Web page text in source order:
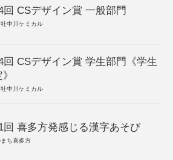
回 CSデザイン賞 一般部門
中川ケミカル
回 CSデザイン賞 学生部門《学生
中川ケミカル
回 喜多方発感じる漢字あそび
ち喜多方